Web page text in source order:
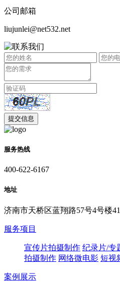
公司邮箱
liujunlei@net532.net
服务热线
400-622-6167
地址
济南市天桥区蓝翔路57号4号楼
服务项目
宣传片拍摄制作 纪录片/专
拍摄制作 网络微电影 短视
案例展示